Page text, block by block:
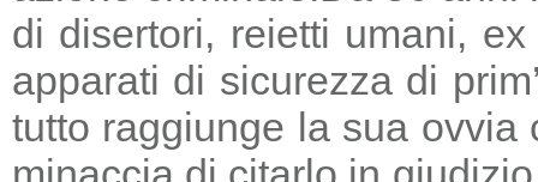
di disertori, reietti umani,
apparati di sicurezza di
tutto raggiunge la sua